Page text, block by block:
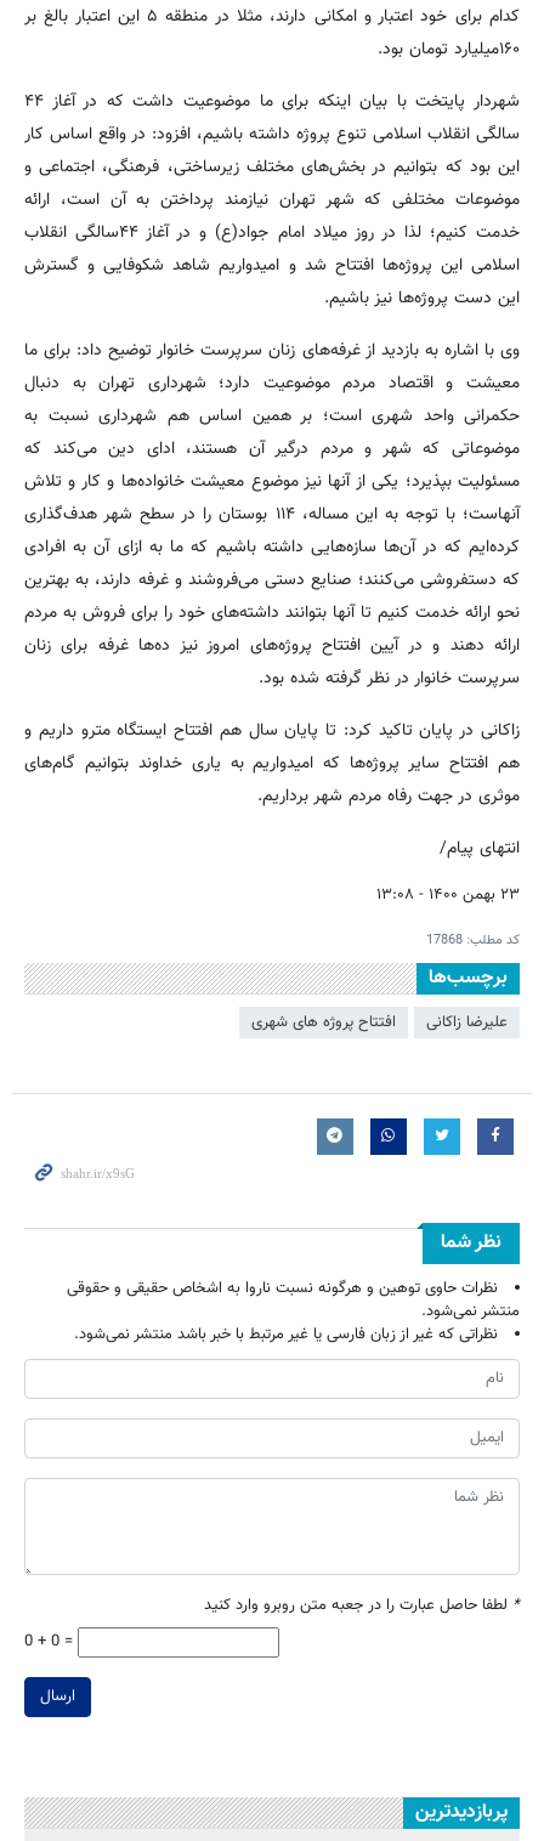
کدام برای خود اعتبار و امکانی دارند، مثلا در منطقه ۵ این اعتبار بالغ بر
۱۶۰میلیارد تومان بود.
شهردار پایتخت با بیان اینکه برای ما موضوعیت داشت که در آغاز ۴۴
سالگی انقلاب اسلامی تنوع پروژه داشته باشیم، افزود: در واقع اساس کار
این بود که بتوانیم در بخش‌های مختلف زیرساختی، فرهنگی، اجتماعی و
موضوعات مختلفی که شهر تهران نیازمند پرداختن به آن است، ارائه
خدمت کنیم؛ لذا در روز میلاد امام جواد(ع) و در آغاز ۴۴سالگی انقلاب
اسلامی این پروژه‌ها افتتاح شد و امیدواریم شاهد شکوفایی و گسترش
این دست پروژه‌ها نیز باشیم.
وی با اشاره به بازدید از غرفه‌های زنان سرپرست خانوار توضیح داد: برای ما
معیشت و اقتصاد مردم موضوعیت دارد؛ شهرداری تهران به دنبال
حکمرانی واحد شهری است؛ بر همین اساس هم شهرداری نسبت به
موضوعاتی که شهر و مردم درگیر آن هستند، ادای دین می‌کند که
مسئولیت بپذیرد؛ یکی از آنها نیز موضوع معیشت خانواده‌ها و کار و تلاش
آنهاست؛ با توجه به این مساله، ۱۱۴ بوستان را در سطح شهر هدف‌گذاری
کرده‌ایم که در آن‌ها سازه‌هایی داشته باشیم که ما به ازای آن به افرادی
که دستفروشی می‌کنند؛ صنایع دستی می‌فروشند و غرفه دارند، به بهترین
نحو ارائه خدمت کنیم تا آنها بتوانند داشته‌های خود را برای فروش به مردم
ارائه دهند و در آیین افتتاح پروژه‌های امروز نیز ده‌ها غرفه برای زنان
سرپرست خانوار در نظر گرفته شده بود.
زاکانی در پایان تاکید کرد: تا پایان سال هم افتتاح ایستگاه مترو داریم و
هم افتتاح سایر پروژه‌ها که امیدواریم به یاری خداوند بتوانیم گام‌های
موثری در جهت رفاه مردم شهر برداریم.
انتهای پیام/
۲۳ بهمن ۱۴۰۰ - ۱۳:۰۸
کد مطلب: 17868
برچسب‌ها
علیرضا زاکانی افتتاح پروژه های شهری
نظر شما
نظرات حاوی توهین و هرگونه نسبت ناروا به اشخاص حقیقی و حقوقی
منتشر نمی‌شود.
نظراتی که غیر از زبان فارسی یا غیر مرتبط با خبر باشد منتشر نمی‌شود.
* لطفا حاصل عبارت را در جعبه متن روبرو وارد کنید
0 + 0 =
ارسال
پربازدیدترین